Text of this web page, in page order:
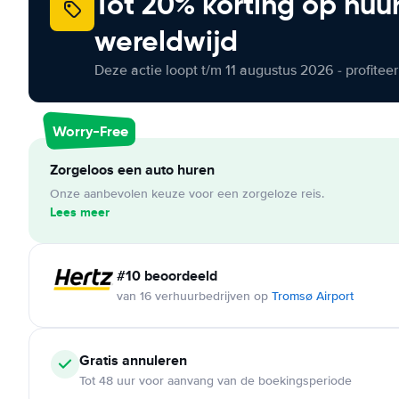
wereldwijd
Deze actie loopt t/m 11 augustus 2026 -
Worry-Free
Zorgeloos een auto huren
Onze aanbevolen keuze voor een zorgeloze reis.
Lees meer
#10 beoordeeld
van 16 verhuurbedrijven op Tromsø Airport
Gratis annuleren
Tot 48 uur voor aanvang van de boekingsperiode